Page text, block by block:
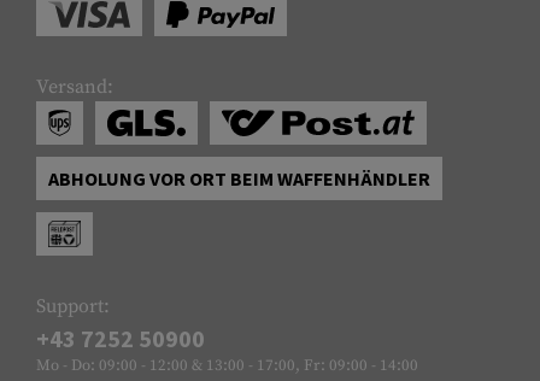
Versand:
ABHOLUNG VOR ORT BEIM WAFFENHÄNDLER
Support:
+43 7252 50900
Mo - Do: 09:00 - 12:00 & 13:00 - 17:00, Fr: 09:00 - 14:00